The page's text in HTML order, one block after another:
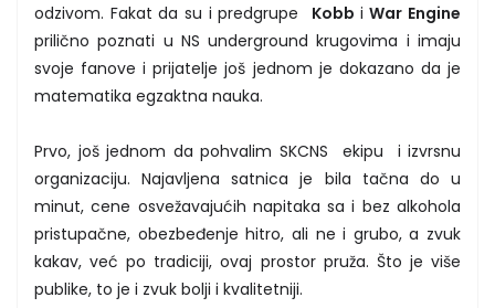
odzivom. Fakat da su i predgrupe Kobb iWar Engine
prilično poznati u NS underground krugovima i imaju
svoje fanove i prijatelje još jednom je dokazano da je
matematika egzaktna nauka.
Prvo, još jednom da pohvalim SKCNS ekipu i izvrsnu
organizaciju. Najavljena satnica je bila tačna do u
minut, cene osvežavajućih napitaka sa i bez alkohola
pristupačne, obezbeđenje hitro, ali ne i grubo, a zvuk
kakav, već po tradiciji, ovaj prostor pruža. Što je više
publike, to je i zvuk bolji i kvalitetniji.